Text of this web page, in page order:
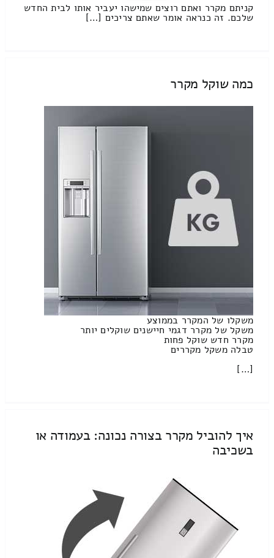
קניתם מקרר ואתם רוצים שמישהו יעביר אותו לבית החדש
שלכם. זה כנראה אומר שאתם צריכים […]
כמה שוקל מקרר
משקלו של המקרר בממוצע
משקל של מקרר דגמי חיישנים שוקלים יותר
מקרר חדש שוקל פחות
טבלה משקל מקררים
[…]
איך להוביל מקרר בצורה נכונה: בעמודה או
בשכיבה